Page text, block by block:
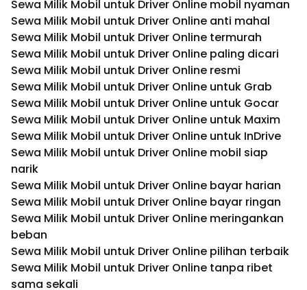
Sewa Milik Mobil untuk Driver Online mobil nyaman
Sewa Milik Mobil untuk Driver Online anti mahal
Sewa Milik Mobil untuk Driver Online termurah
Sewa Milik Mobil untuk Driver Online paling dicari
Sewa Milik Mobil untuk Driver Online resmi
Sewa Milik Mobil untuk Driver Online untuk Grab
Sewa Milik Mobil untuk Driver Online untuk Gocar
Sewa Milik Mobil untuk Driver Online untuk Maxim
Sewa Milik Mobil untuk Driver Online untuk InDrive
Sewa Milik Mobil untuk Driver Online mobil siap
narik
Sewa Milik Mobil untuk Driver Online bayar harian
Sewa Milik Mobil untuk Driver Online bayar ringan
Sewa Milik Mobil untuk Driver Online meringankan
beban
Sewa Milik Mobil untuk Driver Online pilihan terbaik
Sewa Milik Mobil untuk Driver Online tanpa ribet
sama sekali